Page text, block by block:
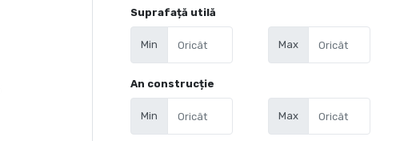
Suprafață utilă
Min Max
An construcție
Min Max